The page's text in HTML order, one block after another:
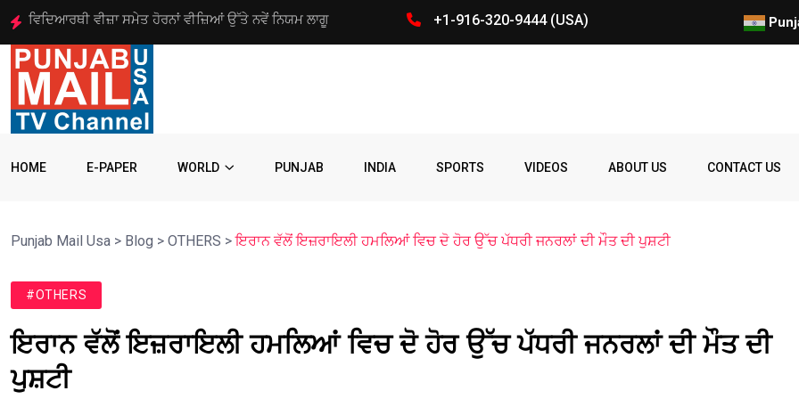
ਗੁਰਜਤਿੰਦਰ ਸਿੰਘ ਰੰਧਾਵਾ ਇੰਟਰਫੇਥ ਕੌਂਸਲ ਦੇ ਪੰਜਵੀਂ ਵਾਰ ਡਾਇਰੈਕਟਰ ਚੁਣੇ 25 ਸਿਟੀਜ਼ਨਸ਼ਿਪ ਪ੍ਰਾਪਤ ਲੋਕਾਂ
+1-916-320-9444 (USA)
HOME E-PAPER WORLD PUNJAB INDIA SPORTS VIDEOS ABOUT US CONTACT US
Ohio Parade Party Police prize Student
Punjab Mail Usa > Blog > OTHERS >ਇਰਾਨ ਵੱਲੋਂ ਇਜ਼ਰਾਇਲੀ ਹਮਲਿਆਂ ਵਿਚ ਦੋ ਹੋਰ ਉੱਚ ਪੱਧਰੀ ਜਨਰਲਾਂ ਦੀ ਮੌਤ ਦੀ ਪੁਸ਼ਟੀ
#OTHERS
ਇਰਾਨ ਵੱਲੋਂ ਇਜ਼ਰਾਇਲੀ ਹਮਲਿਆਂ ਵਿਚ ਦੋ ਹੋਰ ਉੱਚ ਪੱਧਰੀ ਜਨਰਲਾਂ ਦੀ ਮੌਤ ਦੀ
ਪੁਸ਼ਟੀ